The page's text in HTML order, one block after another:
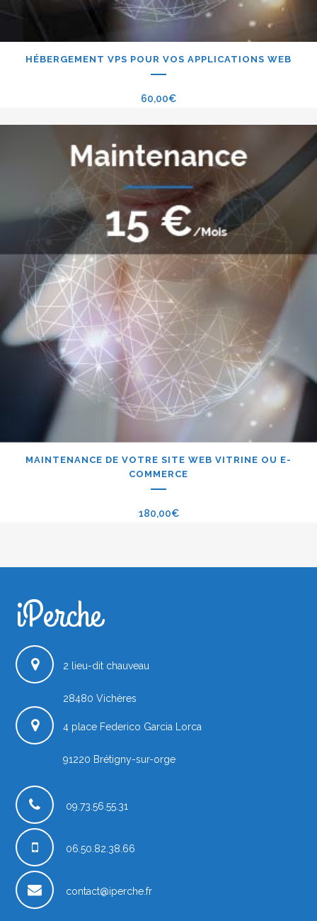
HÉBERGEMENT VPS POUR VOS APPLICATIONS WEB
60,00€
MAINTENANCE DE VOTRE SITE WEB VITRINE OU E-
COMMERCE
180,00€
iPerche.fr
iPerche
2 lieu-dit chauveau
28480 Vichères
4 place Federico Garcia Lorca
91220 Brétigny-sur-orge
09.73.56.55.31
06.50.82.38.66
contact@iperche.fr